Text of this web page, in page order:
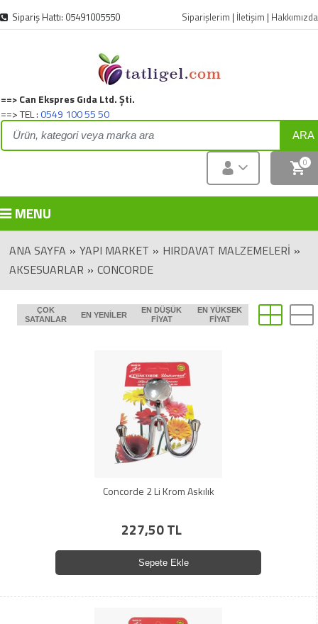
Sipariş Hattı: 05491005550 Siparişlerim | İletişim | Hakkımızda
Can Ekspres Gıda Ltd. Şti.
TEL :0549 100 55 50
ARA
0
MENU
ANA SAYFA » YAPI MARKET » HIRDAVAT MALZEMELERI »
AKSESUARLAR » CONCORDE
ÇOK
SATANLAR
EN YENILER
EN DÜŞÜK
FIYAT
EN YÜKSEK
FIYAT
Concorde 2 Li Krom Askılık
227,50 TL
Sepete Ekle